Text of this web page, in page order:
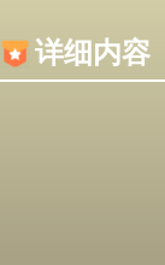
详细内容